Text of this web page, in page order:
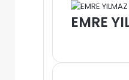
EMRE